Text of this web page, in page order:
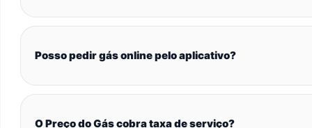
Posso pedir gás online pelo aplicativo?
O Preço do Gás cobra taxa de serviço?